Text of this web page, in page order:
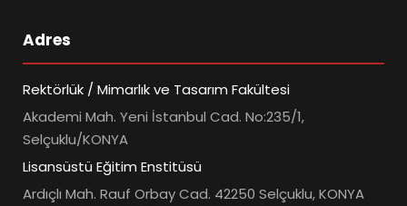
Adres
Rektörlük / Mimarlık ve Tasarım Fakültesi
Akademi Mah. Yeni İstanbul Cad. No:235/1,
Selçuklu/KONYA
Lisansüstü Eğitim Enstitüsü
Ardıçlı Mah. Rauf Orbay Cad. 42250 Selçuklu, KONYA